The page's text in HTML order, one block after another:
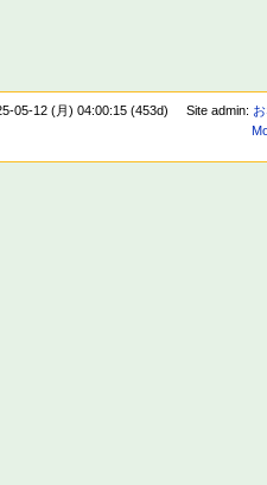
05-12 (月) 04:00:15 (453d) Site admin: